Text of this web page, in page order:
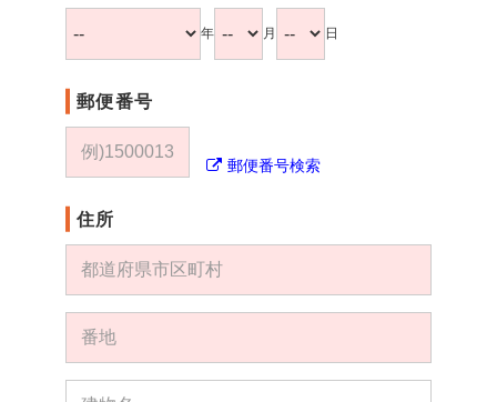
年 月 日
郵便番号
郵便番号検索
住所